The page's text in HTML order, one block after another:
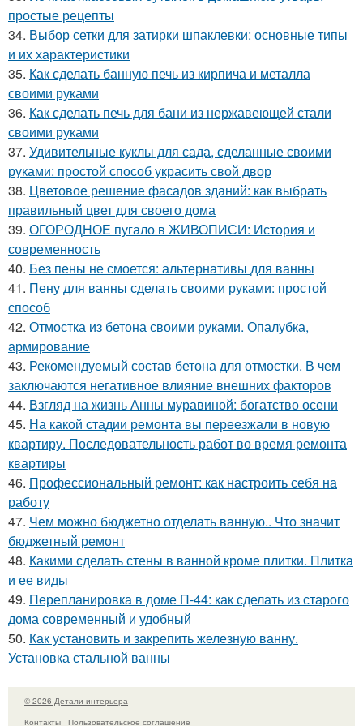
простые рецепты
34. Выбор сетки для затирки шпаклевки: основные типы
и их характеристики
35. Как сделать банную печь из кирпича и металла
своими руками
36. Как сделать печь для бани из нержавеющей стали
своими руками
37. Удивительные куклы для сада, сделанные своими
руками: простой способ украсить свой двор
38. Цветовое решение фасадов зданий: как выбрать
правильный цвет для своего дома
39. ОГОРОДНОЕ пугало в ЖИВОПИСИ: История и
современность
40. Без пены не смоется: альтернативы для ванны
41. Пену для ванны сделать своими руками: простой
способ
42. Отмостка из бетона своими руками. Опалубка,
армирование
43. Рекомендуемый состав бетона для отмостки. В чем
заключаются негативное влияние внешних факторов
44. Взгляд на жизнь Анны муравиной: богатство осени
45. На какой стадии ремонта вы переезжали в новую
квартиру. Последовательность работ во время ремонта
квартиры
46. Профессиональный ремонт: как настроить себя на
работу
47. Чем можно бюджетно отделать ванную.. Что значит
бюджетный ремонт
48. Какими сделать стены в ванной кроме плитки. Плитка
и ее виды
49. Перепланировка в доме П-44: как сделать из старого
дома современный и удобный
50. Как установить и закрепить железную ванну.
Установка стальной ванны
© 2026 Детали интерьера
Контакты
Пользовательское соглашение